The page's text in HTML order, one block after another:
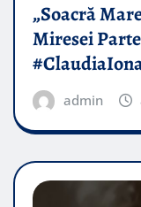
„Soacră
Miresei
admin